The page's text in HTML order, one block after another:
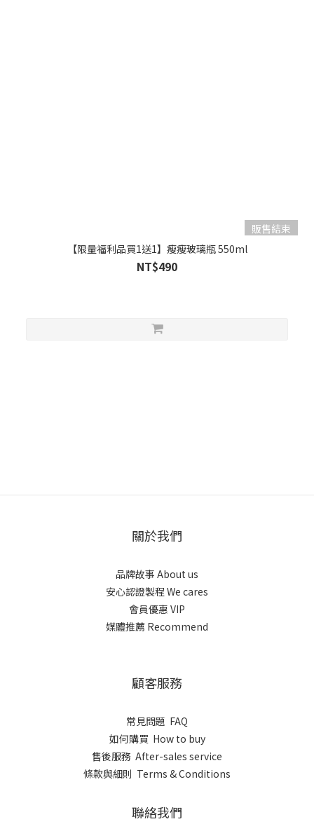
販售結束
【限量福利品買1送1】瘦瘦玻璃瓶 550ml
NT$490
關於我們
品牌故事 About us
安心認證製程 We cares
會員優惠 VIP
媒體推薦 Recommend
顧客服務
常見問題 FAQ
如何購買 How to buy
售後服務 After-sales service
條款與細則 Terms & Conditions
聯絡我們